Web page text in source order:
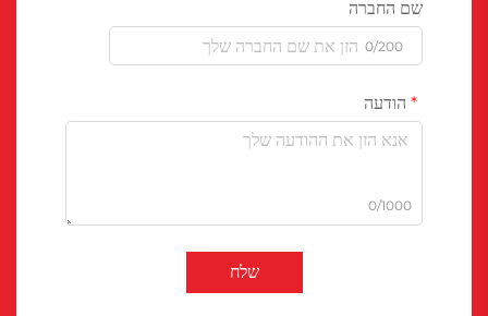
שם החברה
0/200
הודעה
0/1000
שלח